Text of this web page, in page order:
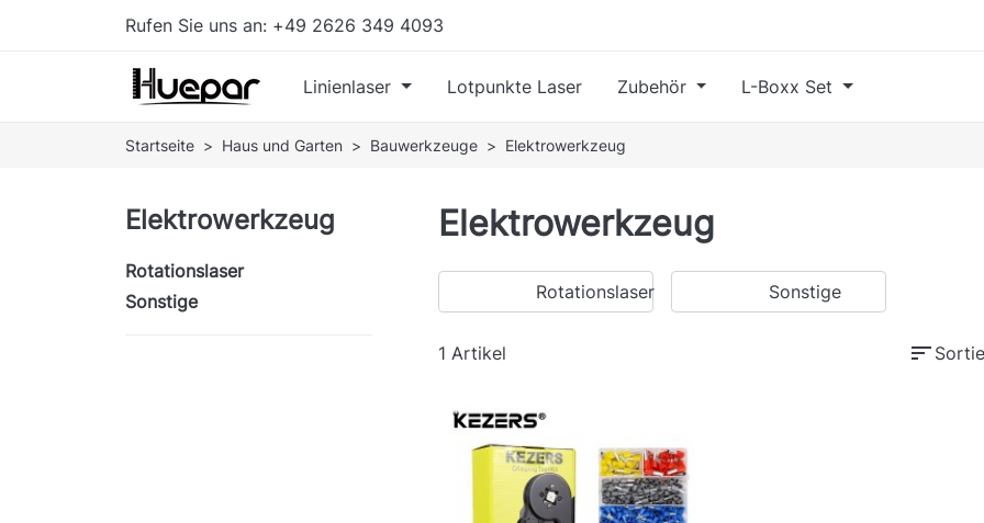
Rufen Sie uns an: +49 2626 349 4093
Linienlaser Lotpunkte Laser Zubehör L-Boxx Set
Startseite Haus und Garten Bauwerkzeuge Elektrowerkzeug
Elektrowerkzeug
Rotationslaser
Sonstige
Elektrowerkzeug
Rotationslaser Sonstige
1 Artikel sort